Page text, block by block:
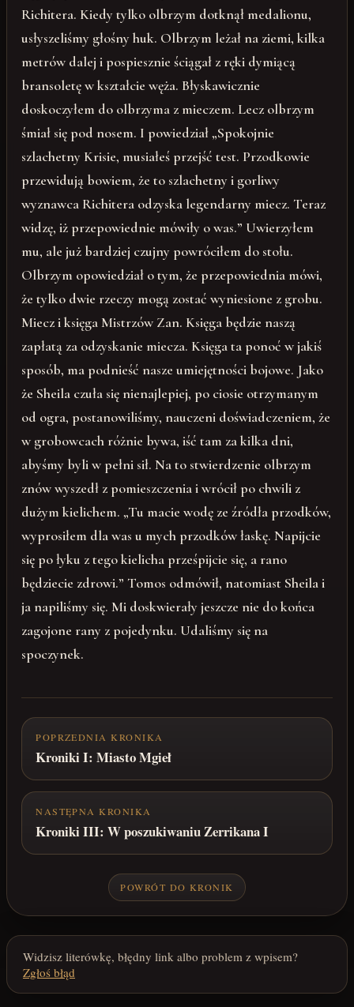
Richitera. Kiedy tylko olbrzym dotknął medalionu,
usłyszeliśmy głośny huk. Olbrzym leżał na ziemi, kilka
metrów dalej i pospiesznie ściągał z ręki dymiącą
bransoletę w kształcie węża. Błyskawicznie
doskoczyłem do olbrzyma z mieczem. Lecz olbrzym
śmiał się pod nosem. I powiedział „Spokojnie
szlachetny Krisie, musiałeś przejść test. Przodkowie
przewidują bowiem, że to szlachetny i gorliwy
wyznawca Richitera odzyska legendarny miecz. Teraz
widzę, iż przepowiednie mówiły o was.” Uwierzyłem
mu, ale już bardziej czujny powróciłem do stołu.
Olbrzym opowiedział o tym, że przepowiednia mówi,
że tylko dwie rzeczy mogą zostać wyniesione z grobu.
Miecz i księga Mistrzów Zan. Księga będzie naszą
zapłatą za odzyskanie miecza. Księga ta ponoć w jakiś
sposób, ma podnieść nasze umiejętności bojowe. Jako
że Sheila czuła się nienajlepiej, po ciosie otrzymanym
od ogra, postanowiliśmy, nauczeni doświadczeniem, że
w grobowcach różnie bywa, iść tam za kilka dni,
abyśmy byli w pełni sił. Na to stwierdzenie olbrzym
znów wyszedł z pomieszczenia i wrócił po chwili z
dużym kielichem. „Tu macie wodę ze źródła przodków,
wyprosiłem dla was u mych przodków łaskę. Napijcie
się po łyku z tego kielicha prześpijcie się, a rano
będziecie zdrowi.” Tomos odmówił, natomiast Sheila i
ja napiliśmy się. Mi doskwierały jeszcze nie do końca
zagojone rany z pojedynku. Udaliśmy się na
spoczynek.
POPRZEDNIA KRONIKA
Kroniki I: Miasto Mgieł
NASTĘPNA KRONIKA
Kroniki III: W poszukiwaniu Zerrikana I
POWRÓT DO KRONIK
Widzisz literówkę, błędny link albo problem z wpisem?
Zgłoś błąd